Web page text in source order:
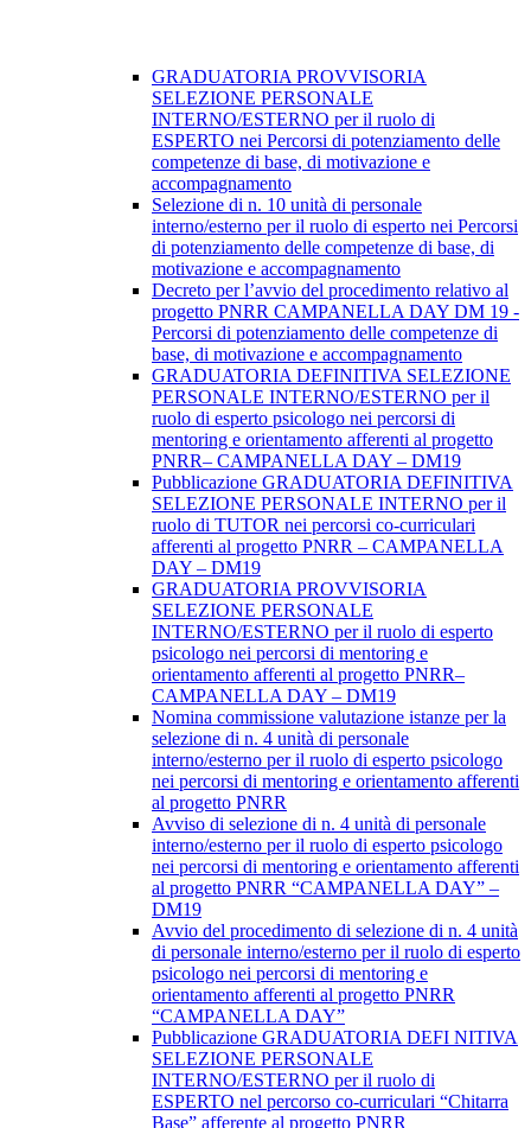
GRADUATORIA PROVVISORIA
SELEZIONE PERSONALE
INTERNO/ESTERNO per il ruolo di
ESPERTO nei Percorsi di potenziamento delle
competenze di base, di motivazione e
accompagnamento
Selezione di n. 10 unità di personale
interno/esterno per il ruolo di esperto nei Percorsi
di potenziamento delle competenze di base, di
motivazione e accompagnamento
Decreto per l’avvio del procedimento relativo al
progetto PNRR CAMPANELLA DAY DM 19 -
Percorsi di potenziamento delle competenze di
base, di motivazione e accompagnamento
GRADUATORIA DEFINITIVA SELEZIONE
PERSONALE INTERNO/ESTERNO per il
ruolo di esperto psicologo nei percorsi di
mentoring e orientamento afferenti al progetto
PNRR– CAMPANELLA DAY – DM19
Pubblicazione GRADUATORIA DEFINITIVA
SELEZIONE PERSONALE INTERNO per il
ruolo di TUTOR nei percorsi co-curriculari
afferenti al progetto PNRR – CAMPANELLA
DAY – DM19
GRADUATORIA PROVVISORIA
SELEZIONE PERSONALE
INTERNO/ESTERNO per il ruolo di esperto
psicologo nei percorsi di mentoring e
orientamento afferenti al progetto PNRR–
CAMPANELLA DAY – DM19
Nomina commissione valutazione istanze per la
selezione di n. 4 unità di personale
interno/esterno per il ruolo di esperto psicologo
nei percorsi di mentoring e orientamento afferenti
al progetto PNRR
Avviso di selezione di n. 4 unità di personale
interno/esterno per il ruolo di esperto psicologo
nei percorsi di mentoring e orientamento afferenti
al progetto PNRR “CAMPANELLA DAY” –
DM19
Avvio del procedimento di selezione di n. 4 unità
di personale interno/esterno per il ruolo di esperto
psicologo nei percorsi di mentoring e
orientamento afferenti al progetto PNRR
“CAMPANELLA DAY”
Pubblicazione GRADUATORIA DEFI NITIVA
SELEZIONE PERSONALE
INTERNO/ESTERNO per il ruolo di
ESPERTO nel percorso co-curriculari “Chitarra
Base” afferente al progetto PNRR